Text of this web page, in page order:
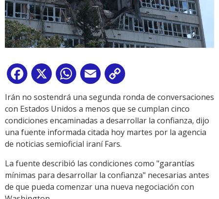
Facebook
X WhatsApp
Email
Link
Irán no sostendrá una segunda ronda de conversaciones
con Estados Unidos a menos que se cumplan cinco
condiciones encaminadas a desarrollar la confianza, dijo
una fuente informada citada hoy martes por la agencia
de noticias semioficial iraní Fars.
La fuente describió las condiciones como "garantías
mínimas para desarrollar la confianza" necesarias antes
de que pueda comenzar una nueva negociación con